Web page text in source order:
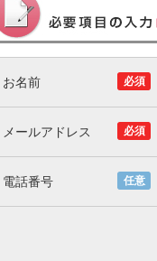
必須
お名前
必須
メールアドレス
任意
電話番号